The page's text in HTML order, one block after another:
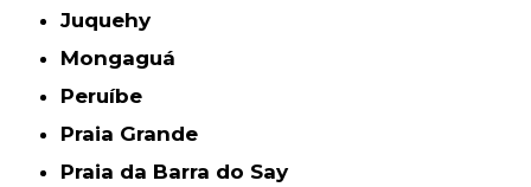
Juquehy
Mongaguá
Peruíbe
Praia Grande
Praia da Barra do Say